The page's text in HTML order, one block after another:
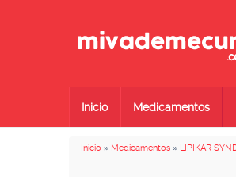
Inicio Medicamentos
Inicio » Medicamentos » LIPIKAR